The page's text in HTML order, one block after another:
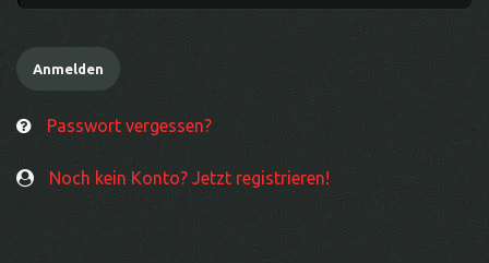
Passwort vergessen?
Noch kein Konto? Jetzt registrieren!